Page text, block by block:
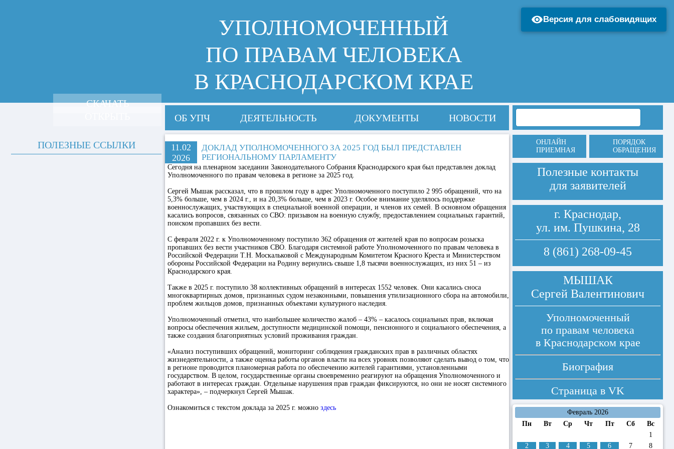
УПОЛНОМОЧЕННЫЙ
ПО ПРАВАМ ЧЕЛОВЕКА
В КРАСНОДАРСКОМ КРАЕ
ОБ УПЧ ДЕЯТЕЛЬНОСТЬ ДОКУМЕНТЫ НОВОСТИ
11.02
2026
ДОКЛАД УПОЛНОМОЧЕННОГО ЗА 2025 ГОД БЫЛ ПРЕДСТАВЛЕН
РЕГИОНАЛЬНОМУ ПАРЛАМЕНТУ
Сегодня на пленарном заседании Законодательного Собрания Краснодарского края был представлен доклад
Уполномоченного по правам человека в регионе за 2025 год.
Сергей Мышак рассказал, что в прошлом году в адрес Уполномоченного поступило 2 995 обращений, что на
5,3% больше, чем в 2024 г., и на 20,3% больше, чем в 2023 г. Особое внимание уделялось поддержке
военнослужащих, участвующих в специальной военной операции, и членов их семей. В основном обращения
касались вопросов, связанных со СВО: призывом на военную службу, предоставлением социальных гарантий,
поиском пропавших без вести.
С февраля 2022 г. к Уполномоченному поступило 362 обращения от жителей края по вопросам розыска
пропавших без вести участников СВО. Благодаря системной работе Уполномоченного по правам человека в
Российской Федерации Т.Н. Москальковой с Международным Комитетом Красного Креста и Министерством
обороны Российской Федерации на Родину вернулись свыше 1,8 тысячи военнослужащих, из них 51 – из
Краснодарского края.
Также в 2025 г. поступило 38 коллективных обращений в интересах 1552 человек. Они касались сноса
многоквартирных домов, признанных судом незаконными, повышения утилизационного сбора на автомобили,
проблем жильцов домов, признанных объектами культурного наследия.
Уполномоченный отметил, что наибольшее количество жалоб – 43% – касалось социальных прав, включая
вопросы обеспечения жильем, доступности медицинской помощи, пенсионного и социального обеспечения, а
также создания благоприятных условий проживания граждан.
«Анализ поступивших обращений, мониторинг соблюдения гражданских прав в различных областях
жизнедеятельности, а также оценка работы органов власти на всех уровнях позволяют сделать вывод о том, что
в регионе проводится планомерная работа по обеспечению жителей гарантиями, установленными
государством. В целом, государственные органы своевременно реагируют на обращения Уполномоченного и
работают в интересах граждан. Отдельные нарушения прав граждан фиксируются, но они не носят системного
характера», – подчеркнул Сергей Мышак.
Ознакомиться с текстом доклада за 2025 г. можно здесь
СКАЧАТЬ
ПОЛЕЗНЫЕ ССЫЛКИ
ОНЛАЙН
ПРИЕМНАЯ
ПОРЯДОК
ОБРАЩЕНИЯ
Полезные контакты
для заявителей
г. Краснодар,
ул. им. Пушкина, 28
8 (861) 268-09-45
МЫШАК
Сергей Валентинович
Уполномоченный
по правам человека
в Краснодарском крае
Биография
Страница в VK
Февраль 2026
Пн
Вт Ср Чт Пт Сб
Вс
1
2
3 4 5 6 7 8
Версия для слабовидящих